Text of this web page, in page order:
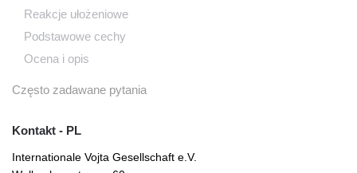
Reakcje ułożeniowe
Podstawowe cechy
Ocena i opis
Często zadawane pytania
Kontakt - PL
Internationale Vojta Gesellschaft e.V.